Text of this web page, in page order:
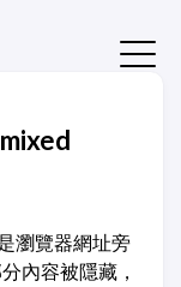
瀏覽器網址旁
內容被隱藏，